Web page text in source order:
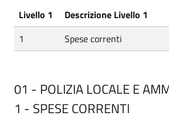
Livello 1 Descrizione Livello 1
1
Spese correnti
01 - POLIZIA LOCALE E
1 - SPESE CORRENTI